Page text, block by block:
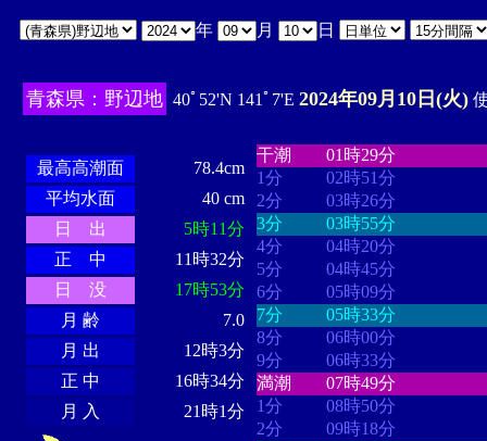
年 月 日
青森県：野辺地 40ﾟ52'N 141ﾟ7'E 2024年09月10日(火)
最高高潮面
78.4cm
平均水面
40 cm
日 出
5時11分
正 中
11時32分
日 没
17時53分
月 齢
7.0
月 出
12時3分
正 中
16時34分
月 入
21時1分
干潮
01時29分
1分
02時51分
2分
03時26分
3分
03時55分
4分
04時20分
5分
04時45分
6分
05時09分
7分
05時33分
8分
06時00分
9分
06時33分
満潮
07時49分
1分
08時50分
2分
09時18分